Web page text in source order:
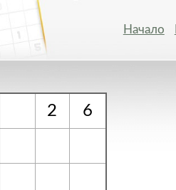
Начало
2 6